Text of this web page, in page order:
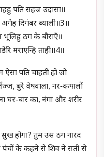
पति सहज उदासा॥
दिगंबर ब्याली॥3॥
ठग के बौराएँ॥
मराएन्हि ताही॥4॥
पति चाहती हो जो
बुरे वेषवाला, नर-कपालों
घर-बार का, नंगा और शरीर
होगा? तुम उस ठग नारद
के कहने से शिव ने सती से